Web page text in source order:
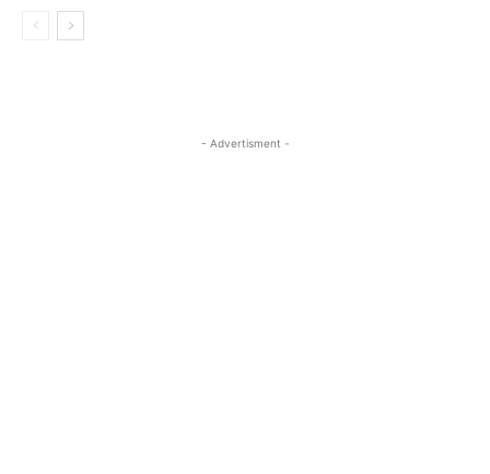
- Advertisment -